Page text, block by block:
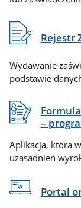
Rejestr
Wydawanie
podstawie
–
Aplikacja, która
uzasadnień
Portal